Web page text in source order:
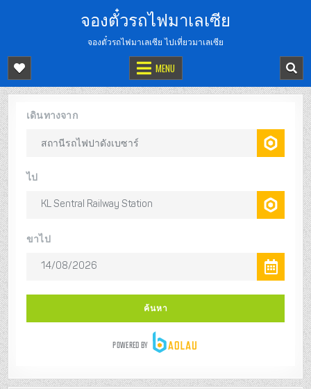
จองตั๋วรถไฟมาเลเซีย
จองตั๋วรถไฟมาเลเซีย ไปเที่ยวมาเลเซีย
MENU